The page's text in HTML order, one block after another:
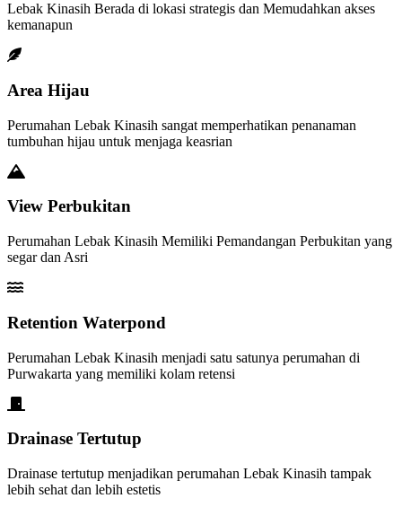
Lebak Kinasih Berada di lokasi strategis dan Memudahkan akses
kemanapun
Area Hijau
Perumahan Lebak Kinasih sangat memperhatikan penanaman
tumbuhan hijau untuk menjaga keasrian
View Perbukitan
Perumahan Lebak Kinasih Memiliki Pemandangan Perbukitan yang
segar dan Asri
Retention Waterpond
Perumahan Lebak Kinasih menjadi satu satunya perumahan di
Purwakarta yang memiliki kolam retensi
Drainase Tertutup
Drainase tertutup menjadikan perumahan Lebak Kinasih tampak
lebih sehat dan lebih estetis